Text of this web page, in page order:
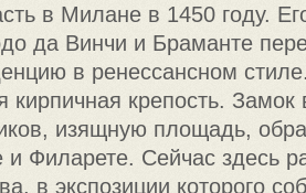
в Милане в 1450 году.
да Винчи и Браманте
в ренессансном
кирпичная крепость. Замок
изящную площадь,
и Филарете. Сейчас здесь
в экспозиции которого